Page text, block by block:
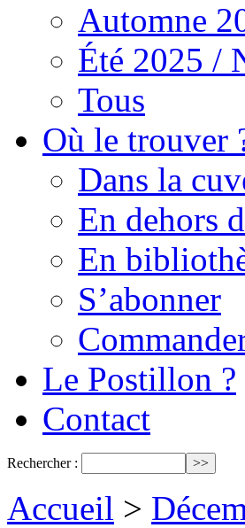
Automne
Été 2025 /
Tous
Où le trouver
Dans la
En dehors
En
S’abonner
Le Postillon ?
Contact
Rechercher :
Accueil >